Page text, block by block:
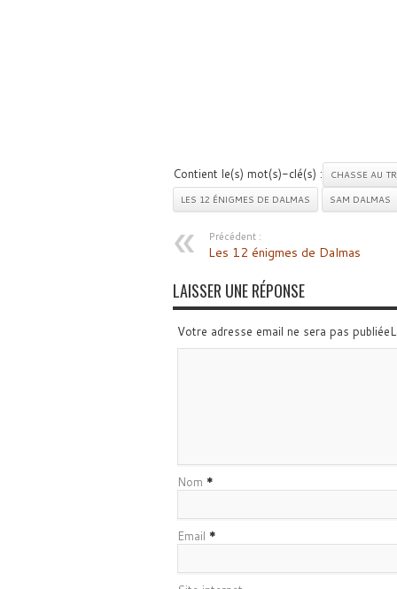
Contient le(s) mot(s)-clé(s) : CHASSE AU
LES 12 ÉNIGMES DE DALMAS
SAM DALMAS
Précédent :
Les 12 énigmes de Dalmas
LAISSER UNE RÉPONSE
Votre adresse email ne sera pas
Nom *
Email *